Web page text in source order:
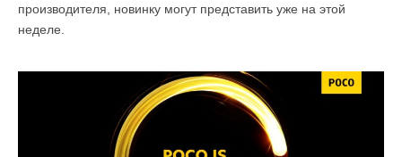
производителя, новинку могут представить уже на этой
неделе.